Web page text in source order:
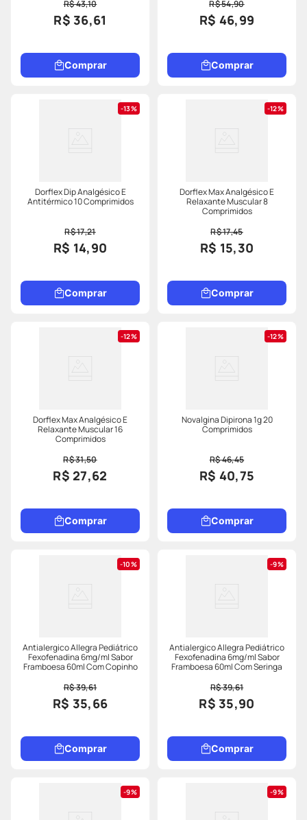
R$ 43,10
R$ 36,61
Comprar
R$ 54,90
R$ 46,99
Comprar
13%
Dorflex Dip Analgésico E
Antitérmico 10 Comprimidos
R$ 17,21
R$ 14,90
Comprar
12%
Dorflex Max Analgésico E
Relaxante Muscular 8
Comprimidos
R$ 17,45
R$ 15,30
Comprar
12%
Dorflex Max Analgésico E
Relaxante Muscular 16
Comprimidos
R$ 31,50
R$ 27,62
Comprar
12%
Novalgina Dipirona 1g 20
Comprimidos
R$ 46,45
R$ 40,75
Comprar
10%
Antialergico Allegra Pediátrico
Fexofenadina 6mg/ml Sabor
Framboesa 60ml Com Copinho
R$ 39,61
R$ 35,66
Comprar
9%
Antialergico Allegra Pediátrico
Fexofenadina 6mg/ml Sabor
Framboesa 60ml Com Seringa
R$ 39,61
R$ 35,90
Comprar
9% 9%